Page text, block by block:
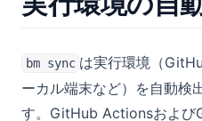
bm sync は実行環境（
ーカル端末など）を自動検
す。GitHub Actionsおよび